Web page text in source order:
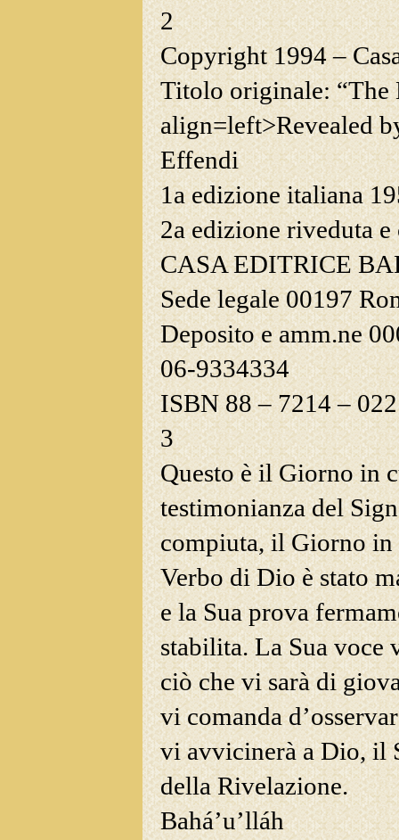
2
Copyright 1994 –
Titolo originale: “The
align=left>Revealed
Effendi
1aedizione italiana
2aedizione riveduta
CASA EDITRICE
Sede legale 00197
Deposito e amm.ne
06-9334334
ISBN 88 – 7214 –
3
Questo è il Giorno in
testimonianza del
compiuta, il Giorno
Verbo di Dio è stato
e la Sua prova
stabilita. La Sua voce
ciò che vi sarà di
vi comanda
vi avvicinerà a Dio, il
della Rivelazione.
Bahá’u’lláh